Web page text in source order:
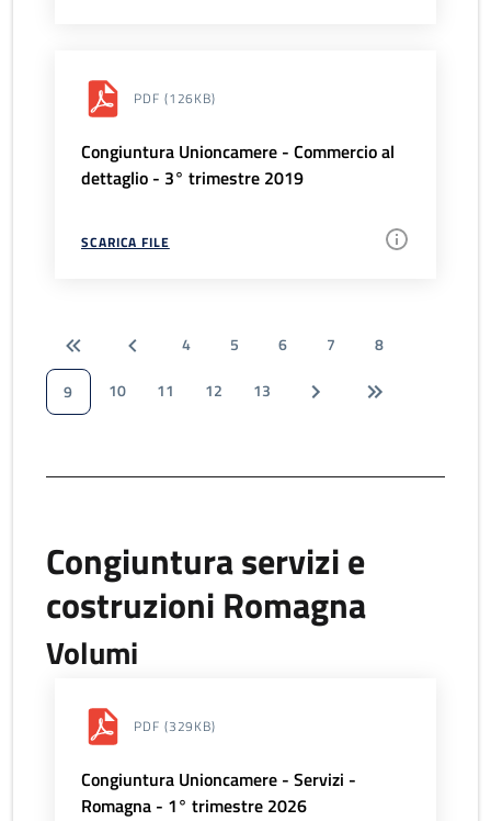
PDF (126KB)
Congiuntura Unioncamere - Commercio al
dettaglio - 3° trimestre 2019
SCARICA FILE
4 5 6 7
8
9
10 11 12 13
Congiuntura servizi e
costruzioni Romagna
Volumi
PDF (329KB)
Congiuntura Unioncamere - Servizi -
Romagna - 1° trimestre 2026